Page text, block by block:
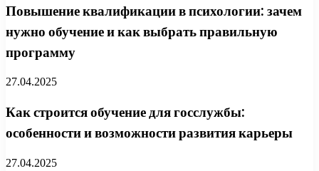
Повышение квалификации в психологии: зачем
нужно обучение и как выбрать правильную
программу
27.04.2025
Как строится обучение для госслужбы:
особенности и возможности развития карьеры
27.04.2025